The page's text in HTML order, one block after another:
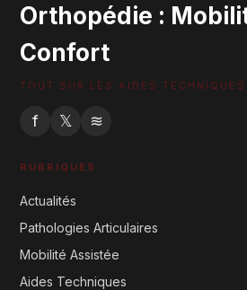
Orthopédie :
Confort
TOUT SUR LES AIDES TECHNIQUES
f 𝕏 ≋
RUBRIQUES
Actualités
Pathologies Articulaires
Mobilité Assistée
Aides Techniques